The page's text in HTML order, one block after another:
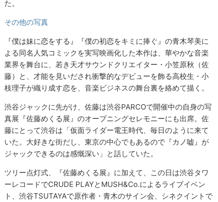
た。
その他の写真
『僕は妹に恋をする』『僕の初恋をキミに捧ぐ』の青木琴美に
よる同名人気コミックを実写映画化した本作は、華やかな音楽
業界を舞台に、若き天才サウンドクリエイター・小笠原秋（佐
藤）と、才能を見いだされ衝撃的なデビューを飾る高校生・小
枝理子が織り成す恋を、音楽ビジネスの舞台裏を絡めて描く。
渋谷ジャックに先がけ、佐藤は渋谷PARCOで開催中の自身の写
真展『佐藤めくる展』のオープニングセレモニーにも出席。佐
藤にとって渋谷は「仮面ライダー電王時代、毎日のように来て
いた。大好きな街だし、東京の中心でもあるので『カノ嘘』が
ジャックできるのは感慨深い」と話していた。
ツリー点灯式、『佐藤めくる展』に加えて、この日は渋谷タワ
ーレコードでCRUDE PLAYとMUSH&Co.によるライブイベン
ト、渋谷TSUTAYAで原作者・青木のサイン会、シネクイントで